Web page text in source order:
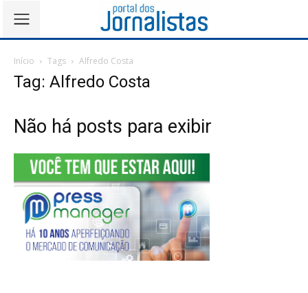
Início Tags Alfredo Costa
Tag: Alfredo Costa
Não há posts para exibir